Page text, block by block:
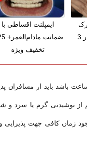
پوستی زایمان فقط در 3
ایمپلنت اقساطی با
تخفیف ویژه
باشد باید از مسافران
از نوشیدنی گرم یا سرد و
زمان کافی جهت پذیرایی